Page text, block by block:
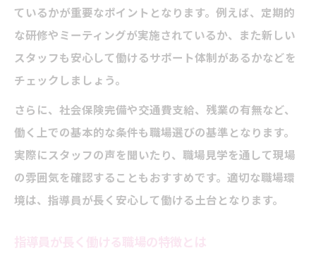
ているかが重要なポイントとなります。例えば、定期的
な研修やミーティングが実施されているか、また新しい
スタッフも安心して働けるサポート体制があるかなどを
チェックしましょう。
さらに、社会保険完備や交通費支給、残業の有無など、
働く上での基本的な条件も職場選びの基準となります。
実際にスタッフの声を聞いたり、職場見学を通して現場
の雰囲気を確認することもおすすめです。適切な職場環
境は、指導員が長く安心して働ける土台となります。
指導員が長く働ける職場の特徴とは